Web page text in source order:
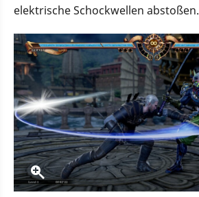
elektrische Schockwellen abstoßen.